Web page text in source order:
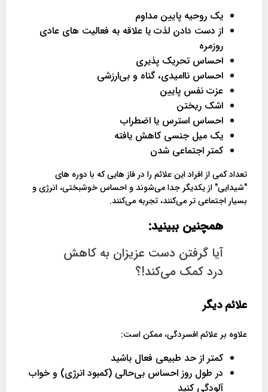
یک روحیه پایین مداوم
از دست دادن لذت یا علاقه به فعالیت های عادی
روزمره
احساس تحریک پذیری
احساس ناامیدی، گناه و بی‌ارزشی
عزت نفس پایین
اشک ریختن
احساس استرس یا اضطراب
یک میل جنسی کاهش یافته
کمتر اجتماعی شدن
تعداد کمی از افراد این علائم را در فاز هایی که با دوره های
"شیدایی" از یکدیگر جدا می‌شوند و احساس خوشبختی، انرژی و
بسیار اجتماعی تر می‌کنند، تجربه می‌کنند.
همچنین ببینید:
آیا گرفتن دست عزیزان به کاهش
درد کمک می‌کند!؟
علائم دیگر
علاوه بر علائم افسردگی، ممکن است:
کمتر از حد طبیعی فعال باشید
در طول روز احساس بی‌حالی (کمبود انرژی) و خواب
آلودگی کنید